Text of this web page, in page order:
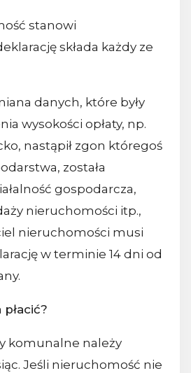
stanowi
składa każdy ze
danych, które były
wysokości opłaty, np.
nastąpił zgon któregoś
została
gospodarcza,
nieruchomości itp.,
nieruchomości musi
w terminie 14 dni od
komunalne należy
Jeśli nieruchomość nie